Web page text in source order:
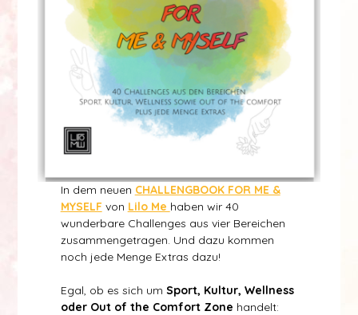
In dem neuen CHALLENGBOOK FOR ME &
MYSELF von Lilo Me haben wir 40
wunderbare Challenges aus vier Bereichen
zusammengetragen. Und dazu kommen
noch jede Menge Extras dazu!
Egal, ob es sich um Sport, Kultur, Wellness
oder Out of the Comfort Zone handelt: